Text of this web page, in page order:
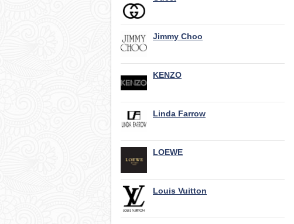
Jimmy Choo
KENZO
Linda Farrow
LOEWE
Louis Vuitton